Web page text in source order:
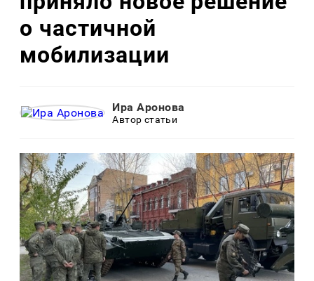
о частичной
мобилизации
Ира Аронова
Автор статьи